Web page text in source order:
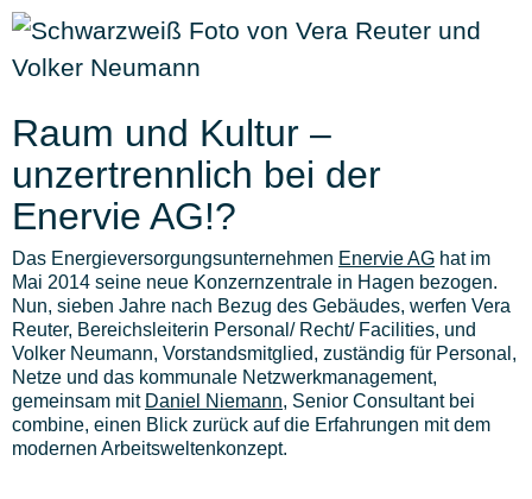
Raum und Kultur –
unzertrennlich bei der
Enervie AG!?
Das Energieversorgungsunternehmen Enervie AG hat im
Mai 2014 seine neue Konzernzentrale in Hagen bezogen.
Nun, sieben Jahre nach Bezug des Gebäudes, werfen Vera
Reuter, Bereichsleiterin Personal/ Recht/ Facilities, und
Volker Neumann, Vorstandsmitglied, zuständig für Personal,
Netze und das kommunale Netzwerkmanagement,
gemeinsam mit Daniel Niemann, Senior Consultant bei
combine, einen Blick zurück auf die Erfahrungen mit dem
modernen Arbeitsweltenkonzept.